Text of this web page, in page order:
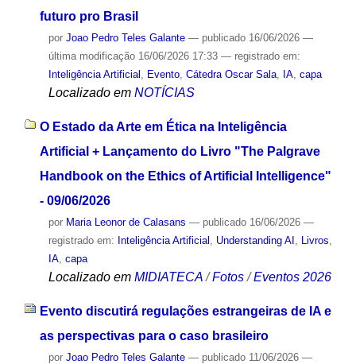
futuro pro Brasil
por Joao Pedro Teles Galante — publicado16/06/2026 —
última modificação16/06/2026 17:33 — registrado em:
Inteligência Artificial , Evento, Cátedra Oscar Sala, IA, capa
Localizado em NOTÍCIAS
O Estado da Arte em Ética na Inteligência
Artificial + Lançamento do Livro "The Palgrave
Handbook on the Ethics of Artificial Intelligence"
- 09/06/2026
por Maria Leonor de Calasans — publicado16/06/2026 —
registrado em: Inteligência Artificial Understanding AI Livros
IA, capa
Localizado em MIDIATECA /Fotos /Eventos 2026
Evento discutirá regulações estrangeiras de IA e
as perspectivas para o caso brasileiro
por Joao Pedro Teles Galante — publicado11/06/2026 —